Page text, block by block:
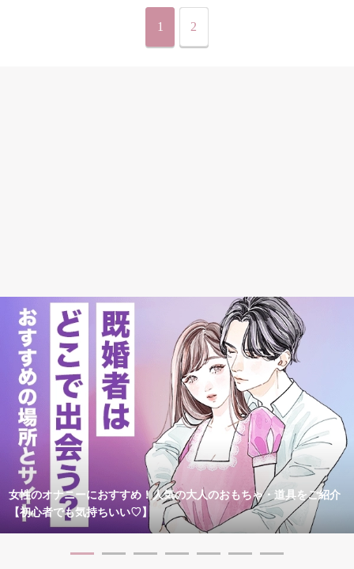
1 2
女性のオナニーにおすすめ！人気の大人のおもちゃ・道具をご紹介
【初心者でも気持ちいい♡】